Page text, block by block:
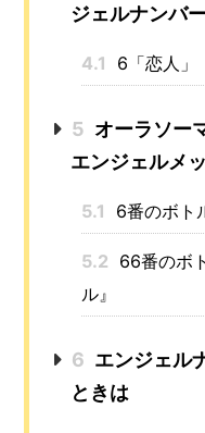
ジェルナンバ
4.1 6「恋人」
5 オーラソー
エンジェルメ
5.1 6番のボト
5.2 66番のボ
ル』
6 エンジェル
ときは